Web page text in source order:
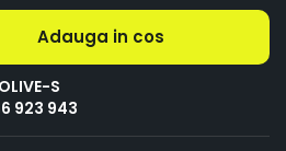
Adauga in cos
S
923 943